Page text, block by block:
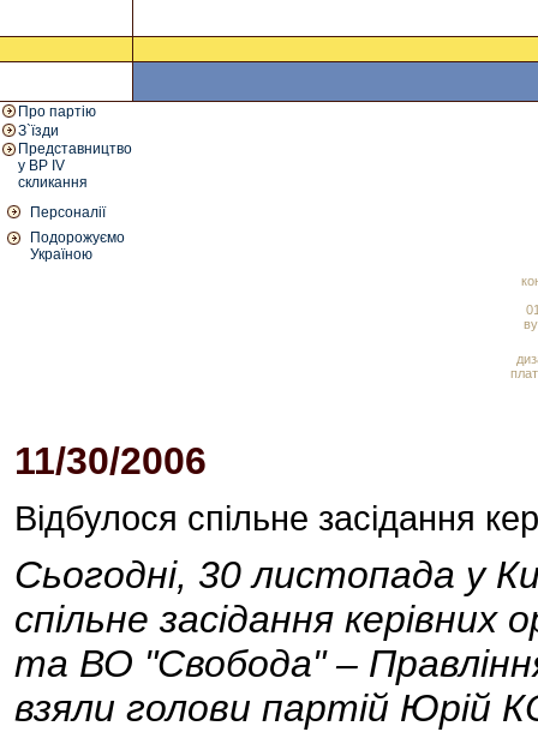
Про партію
З`їзди
Представництво
у ВР IV
скликання
Персоналії
Подорожуємо
Україною
11/30/2006
Відбулося спільне засідання
Сьогодні, 30 листопада у
спільне засідання керівних
та ВО "Свобода" –
взяли голови партій